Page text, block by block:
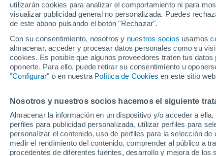
utilizarán cookies para analizar el comportamiento ni para
visualizar publicidad general no personalizada. Puedes
de este abono pulsando el botón "Rechazar".
Con su consentimiento, nosotros y nuestros socios usamos
almacenar, acceder y procesar datos personales como su
cookies. Es posible que algunos proveedores traten tus
oponerte. Para ello, puede retirar su consentimiento u
"Configurar" o en nuestra Política de Cookies en este sitio
Nosotros y nuestros socios hacemos el siguiente
Almacenar la información en un dispositivo y/o acceder a
perfiles para publicidad personalizada, utilizar perfiles para
personalizar el contenido, uso de perfiles para la selección
medir el rendimiento del contenido, comprender al público a
procedentes de diferentes fuentes, desarrollo y mejora de
GFS
ECMWF Europa
GFS Europa